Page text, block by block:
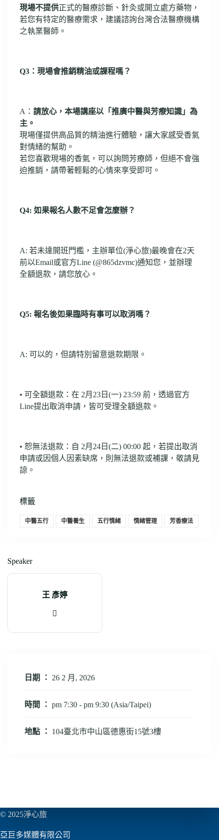
現場不提供正式的醫療診斷、針灸或開立處方藥物，
若您有特定的醫療需求，建議諮詢台灣合法醫療機構
之執業醫師。
Q3：現場會推銷精油或課程嗎？
A： 請放心，本場講座以「推廣中醫與芳療知識」為
主。
現場僅提供高品質的精油進行體驗，讓大家感受香氣
對情緒的幫助。
若您喜歡現場的香氣，可以詢問芳療師，但絕不會強
迫推銷，請帶著輕鬆的心情來享受即可。
Q4: 如果報名人數不足會怎麼辦？
A: 若未達開班門檻，主辦單位(淨心旅)最晚會在2天
前以Email或官方Line (@865dzvmc)通知您，並辦理
全額退款，請您放心。
Q5: 報名後如果臨時有事可以取消嗎？
A: 可以的，但請特別留意退款期限。
• 可全額退款：在 2月23日(一) 23:59 前，透過官方
Line提出取消申請，皆可受理全額退款。
• 恕無法退款：自 2月24日(二) 00:00 起，若提出取消
申請或因個人因素缺席，則無法退款或補課，敬請見
諒。
標籤
中醫五行 中醫養生 五行情緒 情緒管理 芳香療法
Speaker
王 彥婷
日期 ： 26 2 月, 2026
時間 ： pm 7:30 - pm 9:30 (Asia/Taipei)
地點 ： 104臺北市中山區德惠街15號3樓
© 2025淨心旅
亞巨多媒體有限公司